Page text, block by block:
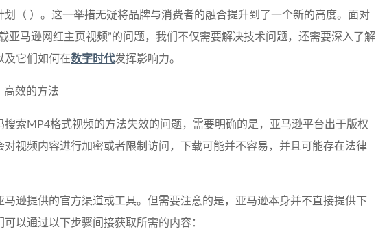
（ ）。这一举措无疑将品牌与消费者的融合提升到了一个新的高度。面对
亚马逊网红主页视频”的问题，我们不仅需要解决技术问题，还需要深入了解
及它们如何在数字时代发挥影响力。
高效的方法
搜索MP4格式视频的方法失效的问题，需要明确的是，亚马逊平台出于版权
视频内容进行加密或者限制访问，下载可能并不容易，并且可能存在法律
马逊提供的官方渠道或工具。但需要注意的是，亚马逊本身并不直接提供下
以通过以下步骤间接获取所需的内容：